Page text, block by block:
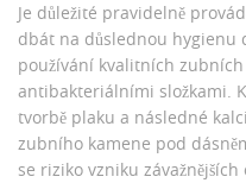
Je důležité pravidelně
dbát na důslednou hygienu
používání kvalitních
antibakteriálními složkami.
tvorbě plaku a následné
zubního kamene pod
se riziko vzniku závažnějších